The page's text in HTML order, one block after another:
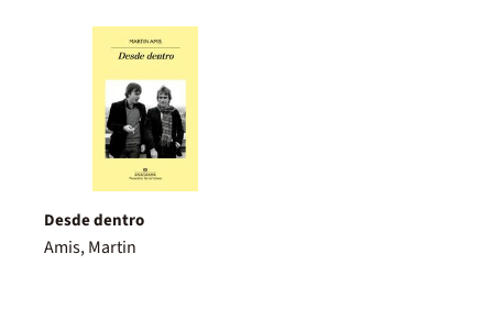
Desde dentro
Amis, Martin